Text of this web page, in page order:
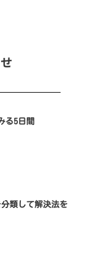
る5日間
類して解決法を